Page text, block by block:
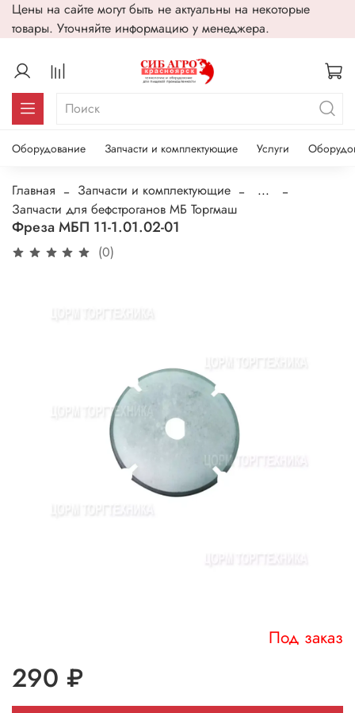
Цены на сайте могут быть не актуальны на некоторые
товары. Уточняйте информацию у менеджера.
Оборудование Запчасти и комплектующие Услуги
Главная Запчасти и комплектующие
...
Запчасти для бефстроганов МБ Торгмаш
Фреза МБП 11-1.01.02-01
(0)
Под заказ
290 ₽